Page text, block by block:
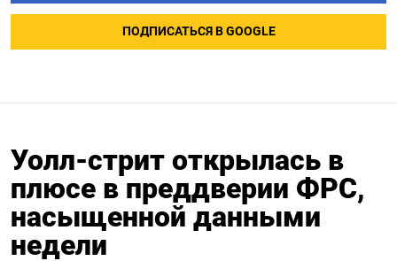
ПОДПИСАТЬСЯ В GOOGLE
Уолл-стрит открылась в
плюсе в преддверии ФРС,
насыщенной данными
недели